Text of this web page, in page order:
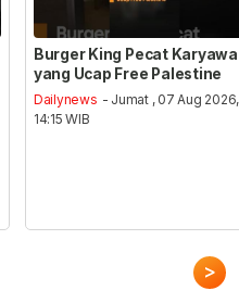
Burger King Pecat
yang Ucap Free Palestine
Dailynews - Jumat , 07 Aug 2026,
14:15 WIB
>